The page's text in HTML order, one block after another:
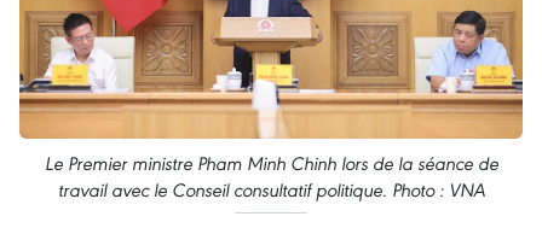
Le Premier ministre Pham Minh Chinh lors de la séance de
travail avec le Conseil consultatif politique. Photo : VNA